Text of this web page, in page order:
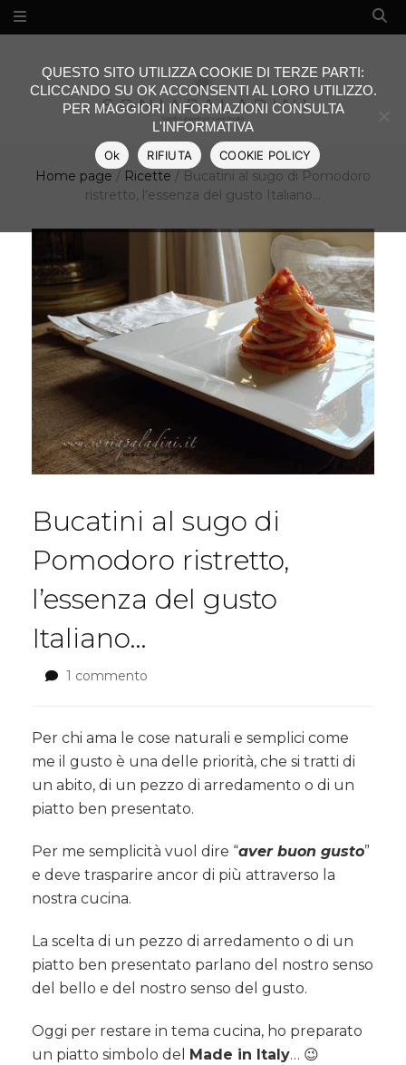
Home page / Ricette / Bucatini al sugo di Pomodoro
ristretto, l’essenza del gusto Italiano…
Bucatini al sugo di
Pomodoro ristretto,
l’essenza del gusto
Italiano…
1 commento
sugo
Pomodoro
ristretto,
l’essenza
gusto
Per chi ama le cose naturali e semplici come
me il gusto è una delle priorità, che si tratti di
un abito, di un pezzo di arredamento o di un
piatto ben presentato.
Per me semplicità vuol dire “aver buon gusto”
e deve trasparire ancor di più attraverso la
nostra cucina.
La scelta di un pezzo di arredamento o di un
piatto ben presentato parlano del nostro senso
del bello e del nostro senso del gusto.
Oggi per restare in tema cucina, ho preparato
un piatto simbolo del
Made in Italy… 😉
QUESTO SITO UTILIZZA COOKIE DI TERZE PARTI:
CLICCANDO SU OK ACCONSENTI AL LORO UTILIZZO.
PER MAGGIORI INFORMAZIONI CONSULTA
L'INFORMATIVA
Ok RIFIUTA COOKIE POLICY